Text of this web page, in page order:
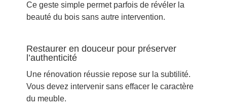
Ce geste simple permet parfois de révéler la
beauté du bois sans autre intervention.
Restaurer en douceur pour préserver
l’authenticité
Une rénovation réussie repose sur la subtilité.
Vous devez intervenir sans effacer le caractère
du meuble.